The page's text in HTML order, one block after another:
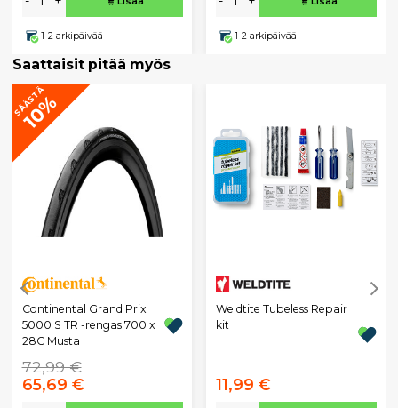
1-2 arkipäivää 1-2 arkipäivää
Saattaisit pitää myös
SÄÄSTÄ
10%
Continental Grand Prix
5000 S TR -rengas 700 x
28C Musta
72,99 €
65,69 €
Weldtite Tubeless Repair
kit
11,99 €